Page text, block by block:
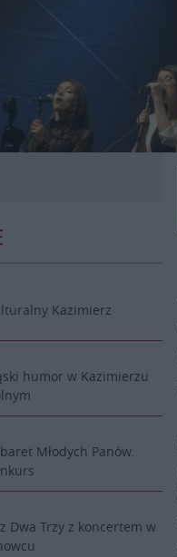
Kazimierz
humor w Kazimierzu
Młodych Panów.
Dwa Trzy z koncertem w